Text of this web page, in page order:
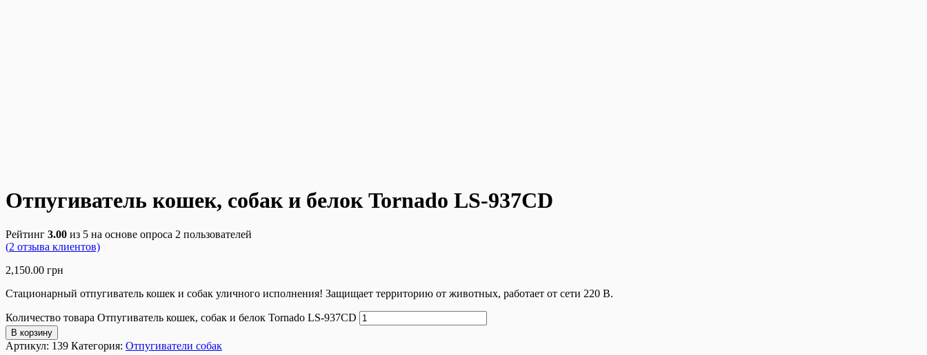
Отпугиватель кошек, собак и белок Tornado LS-937CD
Рейтинг 3.00 из 5 на основе опроса 2 пользователей
(2 отзыва клиентов)
2,150.00 грн
Стационарный отпугиватель кошек и собак уличного исполнения! Защищает территорию от животных, работает от сети 220 В.
Количество товара Отпугиватель кошек, собак и белок Tornado LS-937CD
В корзину
Артикул: 139 Категория: Отпугиватели собак